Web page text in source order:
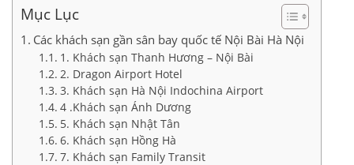
Mục Lục
Các khách sạn gần sân bay quốc tế Nội Bài Hà Nội
1. Khách sạn Thanh Hương – Nội Bài
2. Dragon Airport Hotel
3. Khách sạn Hà Nội Indochina Airport
4 .Khách sạn Ánh Dương
5. Khách sạn Nhật Tân
6. Khách sạn Hồng Hà
7. Khách sạn Family Transit